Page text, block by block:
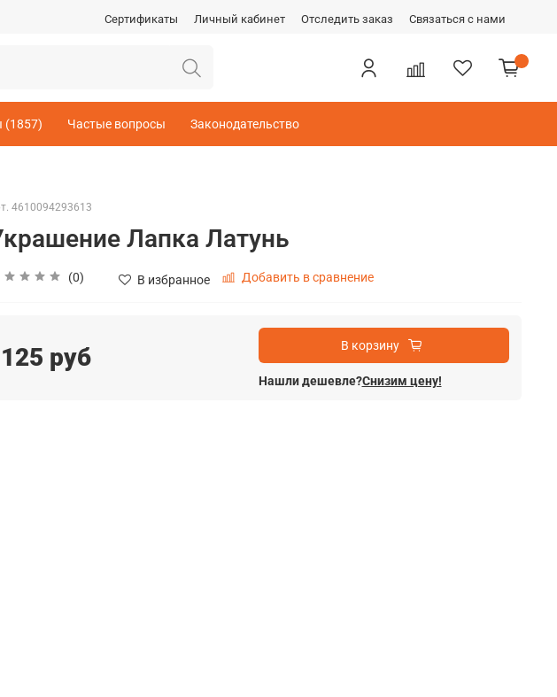
Сертификаты Личный кабинет Отследить заказ Связаться с нами
(1857) Частые вопросы Законодательство
4610094293613
Лапка Латунь
(0) В избранное Добавить в сравнение
125 руб В корзину
Нашли дешевле?Снизим цену!